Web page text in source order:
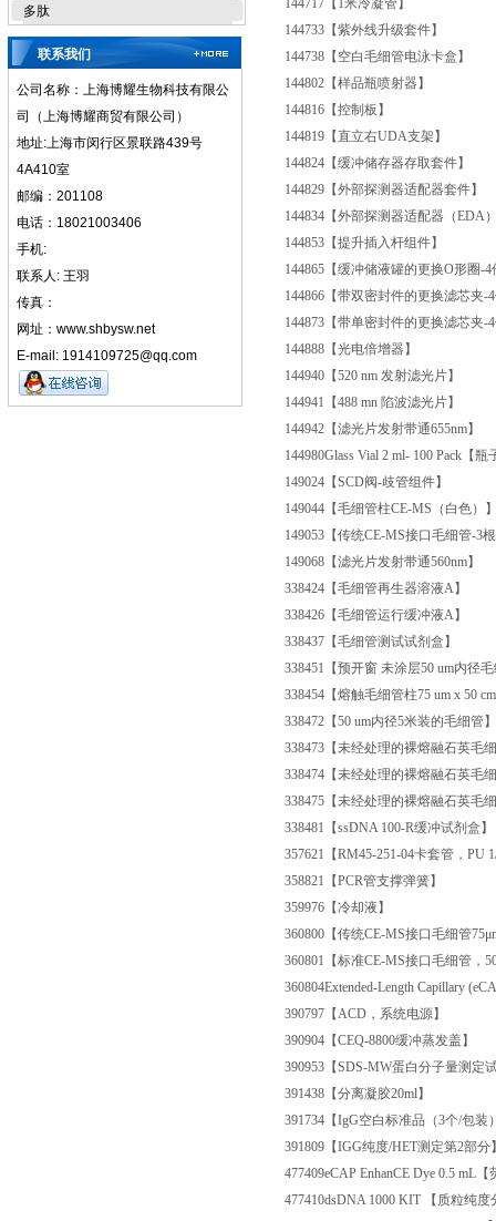
多肽
联系我们
公司名称：上海博耀生物科技有限公
司（上海博耀商贸有限公司）
地址:上海市闵行区景联路439号
4A410室
邮编：201108
电话：18021003406
手机:
联系人: 王羽
传真：
网址：www.shbysw.net
E-mail: 1914109725@qq.com
144717 【1米冷凝管】
144733 【紫外线升级套件】
144738 【空白毛细管电泳卡盒】
144802 【样品瓶喷射器】
144816 【控制板】
144819 【直立右UDA支架】
144824 【缓冲储存器存取套件】
144829 【外部探测器适配器套件】
144834 【外部探测器适配器（EDA
144853 【提升插入杆组件】
144865 【缓冲储液罐的更换O形圈-
144866 【带双密封件的更换滤芯夹-
144873 【带单密封件的更换滤芯夹-
144888 【光电倍增器】
144940 【520 nm 发射滤光片】
144941 【488 mn 陷波滤光片】
144942 【滤光片发射带通655nm】
144980Glass Vial 2 ml- 100 Pack【瓶
149024 【SCD阀-歧管组件】
149044 【毛细管柱CE-MS（白色）
149053 【传统CE-MS接口毛细管-3
149068 【滤光片发射带通560nm】
338424 【毛细管再生器溶液A】
338426 【毛细管运行缓冲液A】
338437 【毛细管测试试剂盒】
338451 【预开窗 未涂层50 um内径
338454 【熔触毛细管柱75 um x 50
338472 【50 um内径5米装的毛细管】
338473 【未经处理的裸熔融石英毛
338474 【未经处理的裸熔融石英毛
338475 【未经处理的裸熔融石英毛
338481 【ssDNA 100-R缓冲试剂盒】
357621 【RM45-251-04卡套管，PU
358821【PCR管支撑弹簧】
359976【冷却液】
360800【传统CE-MS接口毛细管
360801【标准CE-MS接口毛细管，
360804Extended-Length Capillary
390797 【ACD，系统电源】
390904 【CEQ-8800缓冲蒸发盖】
390953 【SDS-MW蛋白分子量测定
391438 【分离凝胶20ml】
391734 【IgG空白标准品（3个/包装
391809 【IGG纯度/HET测定第2部分
477409eCAP EnhanCE Dye 0.5 mL
477410dsDNA 1000 KIT 【质粒纯度